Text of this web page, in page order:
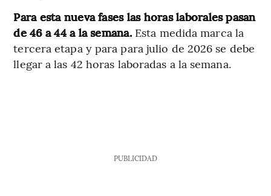
Para esta nueva fases las horas laborales pasan
de 46 a 44 a la semana.Esta medida marca la
tercera etapa y para para julio de 2026 se debe
llegar a las 42 horas laboradas a la semana.
PUBLICIDAD